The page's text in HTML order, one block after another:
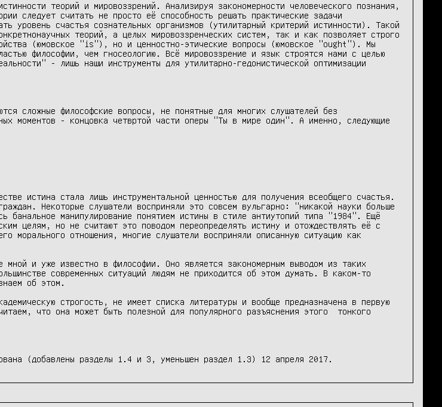
теорий и мировоззрений. Анализируя закономерности человеческого познания,
следует считать не просто её способность решать практические задачи
уровень счастья сознательных организмов (утилитарный критерий истинности). Такой
теорий, а целых мировоззренческих систем, так и как позволяет строго
(юмовское "is"), но и ценностно-этические вопросы (юмовское "ought"). Мы
философии, чем гносеологию. Всё мировоззрение и язык строятся нами с целью
- лишь наши инструменты для утилитарно-гедонистической оптимизации
сложные философские вопросы, не понятные для многих слушателей без
моментов - концовка четвртой части оперы "Ты в мире один". А именно, следующие
истина стала лишь инструментальной ценностью для получения всеобщего счастья.
Некоторые слушатели восприняли это совсем вульгарно: "никакой науки больше
манипулирование понятием истины в стиле антиутопий типа "1984". Ещё
целям, но не считают это поводом переопределять истину и отождествлять её с
морального отношения, многие слушатели восприняли описанную ситуацию как
и уже известно в философии. Оно является закономерным выводом из таких
современных ситуаций людям не приходится об этом думать. В каком-то
об этом.
строгость, не имеет списка литературы и вообще предназначена в первую
что она может быть полезной для популярного разъяснения этого  тонкого
(добавлены разделы 1.4 и 3, уменьшен раздел 1.3) 12 апреля 2017.